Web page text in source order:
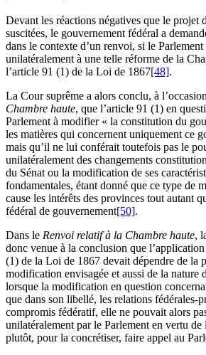
Devant les réactions négatives que le projet
suscitées, le gouvernement fédéral a
dans le contexte d’un renvoi, si le
unilatéralement à une telle réforme de la
l’article 91 (1) de la Loi de 1867[48].
La Cour suprême a alors conclu, à
Chambre haute, que l’article 91 (1) en
Parlement à modifier « la constitution du
les matières qui concernent uniquement ce
mais qu’il ne lui conférait toutefois pas le
unilatéralement des changements
du Sénat ou la modification de ses
fondamentales, étant donné que ce type de
cause les intérêts des provinces tout autant
fédéral de gouvernement[50].
Dans le Renvoi relatif à la Chambre haute,
donc venue à la conclusion que
(1) de la Loi de 1867 devait dépendre de la
modification envisagée et aussi de la nature
lorsque la modification en question
que dans son libellé, les relations fédérales-
compromis fédératif, elle ne pouvait alors
unilatéralement par le Parlement en vertu
plutôt, pour la concrétiser, faire appel au